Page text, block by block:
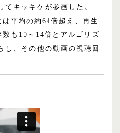
てキッキケが参画した。
平均の約64倍超え、再生
も10～14倍とアルゴリズ
し、その他の動画の視聴回